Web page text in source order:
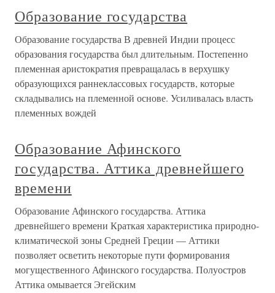
Образование государства
Образование государства В древней Индии процесс
образования государства был длительным. Постепенно
племенная аристократия превращалась в верхушку
образующихся раннеклассовых государств, которые
складывались на племенной основе. Усиливалась власть
племенных вождей
Образование Афинского
государства. Аттика древнейшего
времени
Образование Афинского государства. Аттика
древнейшего времени Краткая характеристика природно-
климатической зоны Средней Греции — Аттики
позволяет осветить некоторые пути формирования
могущественного Афинского государства. Полуостров
Аттика омывается Эгейским